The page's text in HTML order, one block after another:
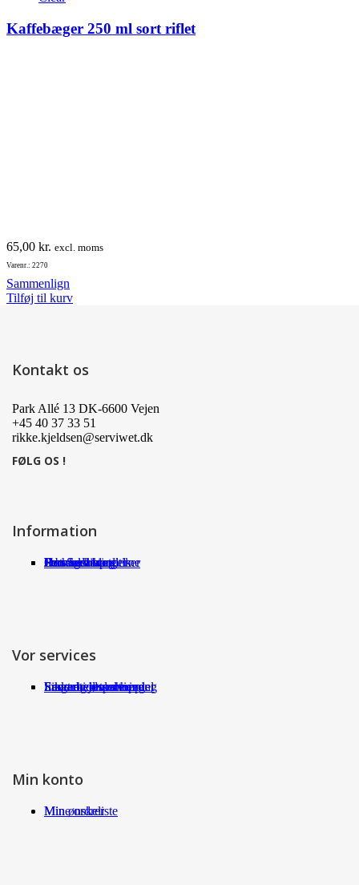
kan
Kaffebæger 250 ml sort riflet
65,00 kr. excl. moms
Varenr.: 2270
Sammenlign
Tilføj til kurv
Kontakt os
Park Allé 13 DK-6600 Vejen
+45 40 37 33 51
rikke.kjeldsen@serviwet.dk
FØLG OS !
Information
Om Serviwet
Serviwet blog
Forhandlere
Persondatapolitik
Handelsbetingelser
Det siger kunderne
Jobs
Vor services
Fragt og returneringer
Sikkerhed ved handel
International shopping
Samarbejdspartnere
Leverandørservice
Min konto
Min ønskeliste
Mine ordrer